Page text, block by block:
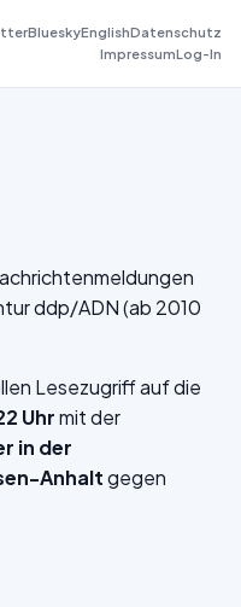
BlueskyEnglishDatenschutz
ImpressumLog-In
ddp/ADN (ab 2010
Lesezugriff auf die
Uhrmit der
in der
Anhaltgegen